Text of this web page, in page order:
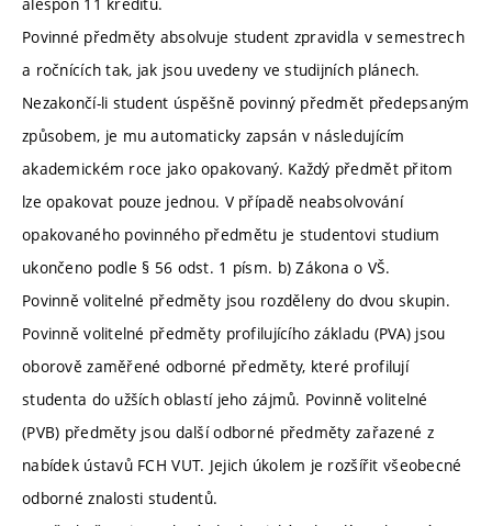
Povinné předměty absolvuje student zpravidla v semestrech
a ročnících tak, jak jsou uvedeny ve studijních plánech.
Nezakončí-li student úspěšně povinný předmět předepsaným
způsobem, je mu automaticky zapsán v následujícím
akademickém roce jako opakovaný. Každý předmět přitom
lze opakovat pouze jednou. V případě neabsolvování
opakovaného povinného předmětu je studentovi studium
ukončeno podle § 56 odst. 1 písm. b) Zákona o VŠ.
Povinně volitelné předměty jsou rozděleny do dvou skupin.
Povinně volitelné předměty profilujícího základu (PVA) jsou
oborově zaměřené odborné předměty, které profilují
studenta do užších oblastí jeho zájmů. Povinně volitelné
(PVB) předměty jsou další odborné předměty zařazené z
nabídek ústavů FCH VUT. Jejich úkolem je rozšířit všeobecné
odborné znalosti studentů.